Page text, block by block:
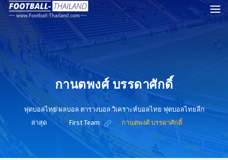
กานตพงศ์ บรรดาศักดิ์
ฟุตบอลไทย ผลบอล ตารางบอล วิเคราะห์บอลไทย ฟุตบอลไทยลีก
ล่าสุด
> First Team > กานตพงศ์ บรรดาศักดิ์